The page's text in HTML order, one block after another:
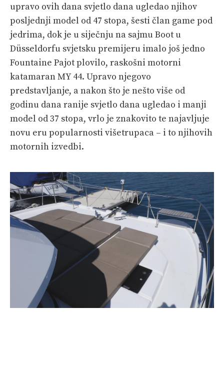
upravo ovih dana svjetlo dana ugledao njihov
posljednji model od 47 stopa, šesti član game pod
jedrima, dok je u siječnju na sajmu Boot u
Düsseldorfu svjetsku premijeru imalo još jedno
Fountaine Pajot plovilo, raskošni motorni
katamaran MY 44. Upravo njegovo
predstavljanje, a nakon što je nešto više od
godinu dana ranije svjetlo dana ugledao i manji
model od 37 stopa, vrlo je znakovito te najavljuje
novu eru popularnosti višetrupaca – i to njihovih
motornih izvedbi.